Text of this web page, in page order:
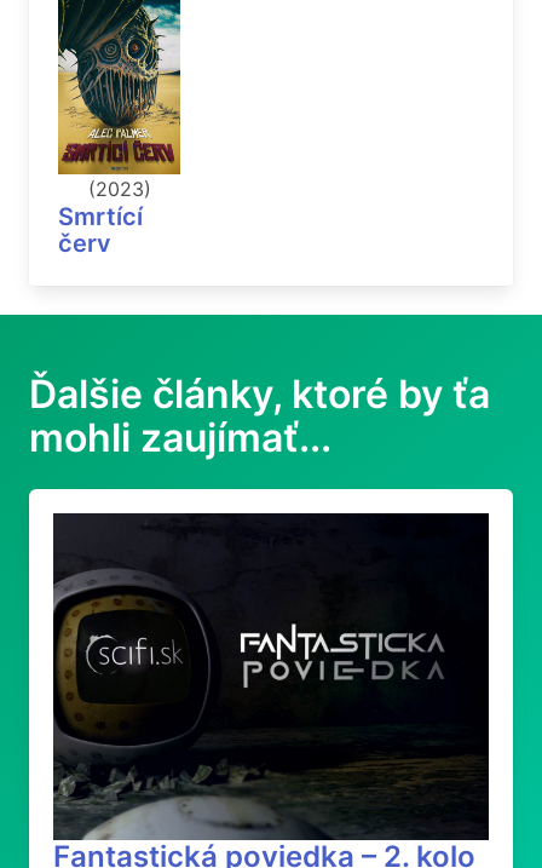
(2023)
Smrtící
červ
Ďalšie články, ktoré by ťa
mohli zaujímať...
Fantastická poviedka – 2. kolo